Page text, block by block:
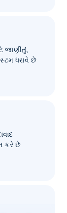
જાણીતું,
ધરાવે છે
કરે છે